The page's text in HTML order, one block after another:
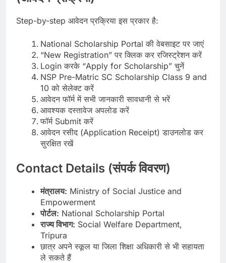
Step-by-step आवेदन प्रक्रिया इस प्रकार है:
National Scholarship Portal की वेबसाइट पर जाएं
“New Registration” पर क्लिक कर रजिस्ट्रेशन करें
Login करके “Apply for Scholarship” चुनें
NSP Pre-Matric SC Scholarship Class 9 and
10 को सेलेक्ट करें
आवेदन फॉर्म में सभी जानकारी सावधानी से भरें
आवश्यक दस्तावेज अपलोड करें
फॉर्म Submit करें
आवेदन रसीद (Application Receipt) डाउनलोड कर
सुरक्षित रखें
Contact Details (संपर्क विवरण)
मंत्रालय: Ministry of Social Justice and
Empowerment
पोर्टल: National Scholarship Portal
राज्य विभाग: Social Welfare Department,
Tripura
छात्र अपने स्कूल या जिला शिक्षा अधिकारी से भी सहायता
ले सकते हैं